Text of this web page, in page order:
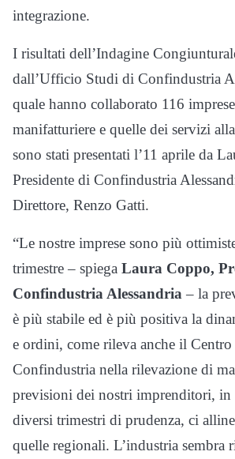
integrazione.
I risultati dell’Indagine
dall’Ufficio Studi di Confindustria
quale hanno collaborato 116
manifatturiere e quelle dei servizi
sono stati presentati l’11 aprile da
Presidente di Confindustria
Direttore, Renzo Gatti.
“Le nostre imprese sono più
trimestre – spiega Laura Coppo,
Confindustria Alessandria – la
è più stabile ed è più positiva la
e ordini, come rileva anche il
Confindustria nella rilevazione di
previsioni dei nostri imprenditori, in
diversi trimestri di prudenza, ci
quelle regionali. L’industria sembra